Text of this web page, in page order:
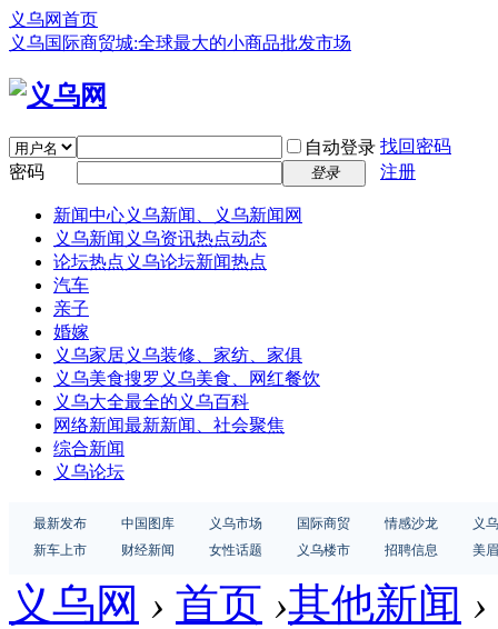
义乌网首页
义乌国际商贸城:全球最大的小商品批发市场
自动登录 找回密码
密码
登录 注册
新闻中心义乌新闻、义乌新闻网
义乌新闻 义乌资讯热点动态
论坛热点 义乌论坛新闻热点
汽车
亲子
婚嫁
义乌家居义乌装修、家纺、家俱
义乌美食搜罗义乌美食、网红餐饮
义乌大全最全的义乌百科
网络新闻最新新闻、社会聚焦
综合新闻
义乌论坛
最新发布 中国图库 义乌市场 国际商贸 情感沙龙
义
新车上市
财经新闻 女性话题 义乌楼市 招聘信息 美
义乌网 › 首页 ›其他新闻 ›